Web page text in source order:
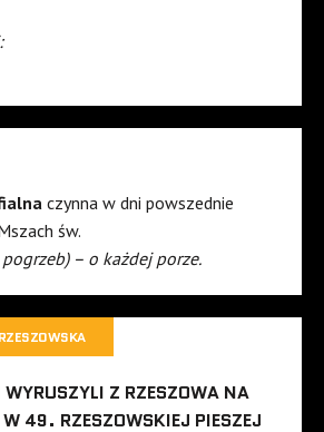
czynna w dni powszednie
św.
– o każdej porze.
WYRUSZYLI Z RZESZOWA NA
49. RZESZOWSKIEJ PIESZEJ